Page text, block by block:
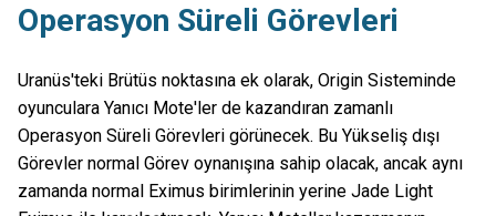
Operasyon Süreli Görevleri
Uranüs'teki Brütüs noktasına ek olarak, Origin Sisteminde
oyunculara Yanıcı Mote'ler de kazandıran zamanlı
Operasyon Süreli Görevleri görünecek. Bu Yükseliş dışı
Görevler normal Görev oynanışına sahip olacak, ancak aynı
zamanda normal Eximus birimlerinin yerine Jade Light